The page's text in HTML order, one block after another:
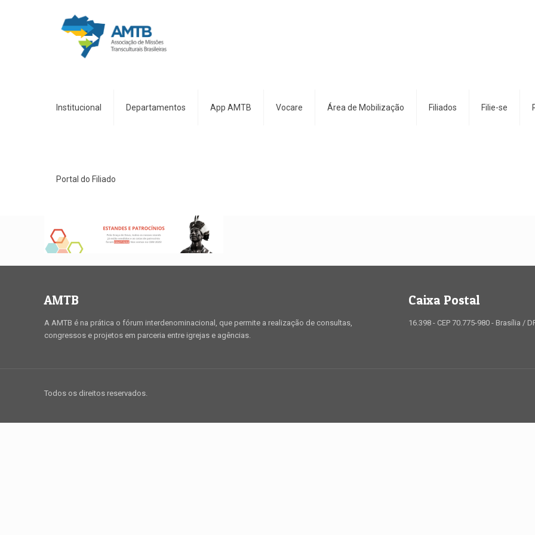
Institucional Departamentos App AMTB Vocare Área de Mobilização Filiados Filie-se
Portal do Filiado
AMTB
A AMTB é na prática o fórum interdenominacional, que permite a realização de consultas,
congressos e projetos em parceria entre igrejas e agências.
Caixa Postal
16.398 - CEP 70.775-980 - Brasília /
Todos os direitos reservados.